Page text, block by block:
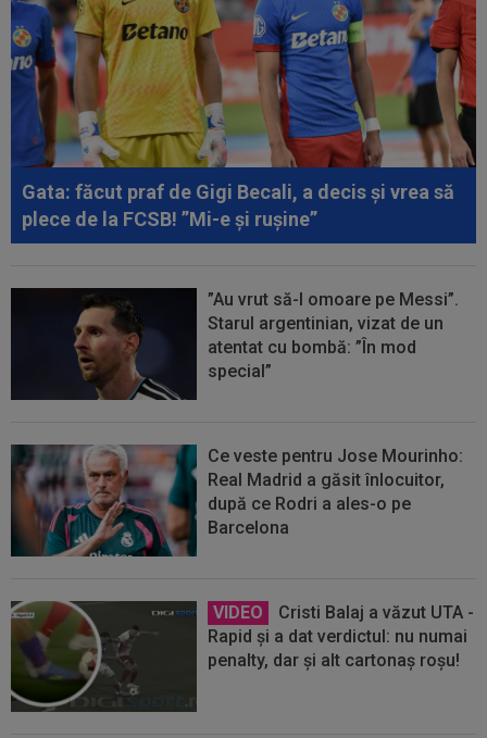
Gata: făcut praf de Gigi Becali, a decis și vrea să
plece de la FCSB! ”Mi-e și rușine”
”Au vrut să-l omoare pe Messi”.
Starul argentinian, vizat de un
atentat cu bombă: ”În mod
special”
Ce veste pentru Jose Mourinho:
Real Madrid a găsit înlocuitor,
după ce Rodri a ales-o pe
Barcelona
VIDEO
Cristi Balaj a văzut UTA -
Rapid și a dat verdictul: nu numai
penalty, dar și alt cartonaș roșu!